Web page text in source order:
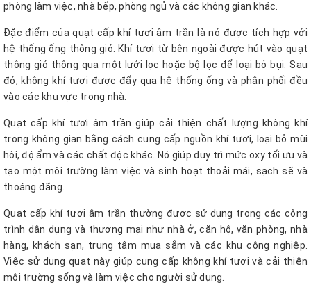
phòng làm việc, nhà bếp, phòng ngủ và các không gian khác.
Đặc điểm của quạt cấp khí tươi âm trần là nó được tích hợp với
hệ thống ống thông gió. Khí tươi từ bên ngoài được hút vào quạt
thông gió thông qua một lưới lọc hoặc bộ lọc để loại bỏ bụi. Sau
đó, không khí tươi được đẩy qua hệ thống ống và phân phối đều
vào các khu vực trong nhà.
Quạt cấp khí tươi âm trần giúp cải thiện chất lượng không khí
trong không gian bằng cách cung cấp nguồn khí tươi, loại bỏ mùi
hôi, độ ẩm và các chất độc khác. Nó giúp duy trì mức oxy tối ưu và
tạo một môi trường làm việc và sinh hoạt thoải mái, sạch sẽ và
thoáng đãng.
Quạt cấp khí tươi âm trần thường được sử dụng trong các công
trình dân dụng và thương mại như nhà ở, căn hộ, văn phòng, nhà
hàng, khách sạn, trung tâm mua sắm và các khu công nghiệp.
Việc sử dụng quạt này giúp cung cấp không khí tươi và cải thiện
môi trường sống và làm việc cho người sử dụng.